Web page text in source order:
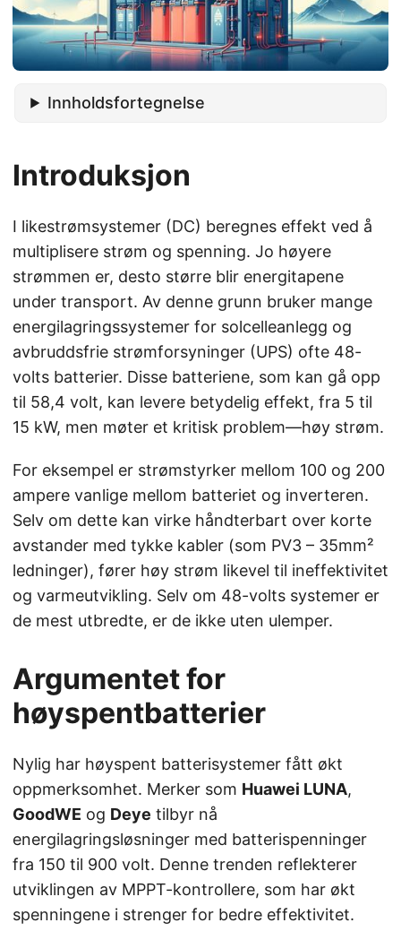
Innholdsfortegnelse
Introduksjon
I likestrømsystemer (DC) beregnes effekt ved å
multiplisere strøm og spenning. Jo høyere
strømmen er, desto større blir energitapene
under transport. Av denne grunn bruker mange
energilagringssystemer for solcelleanlegg og
avbruddsfrie strømforsyninger (UPS) ofte 48-
volts batterier. Disse batteriene, som kan gå opp
til 58,4 volt, kan levere betydelig effekt, fra 5 til
15 kW, men møter et kritisk problem—høy strøm.
For eksempel er strømstyrker mellom 100 og 200
ampere vanlige mellom batteriet og inverteren.
Selv om dette kan virke håndterbart over korte
avstander med tykke kabler (som PV3 – 35mm²
ledninger), fører høy strøm likevel til ineffektivitet
og varmeutvikling. Selv om 48-volts systemer er
de mest utbredte, er de ikke uten ulemper.
Argumentet for
høyspentbatterier
Nylig har høyspent batterisystemer fått økt
oppmerksomhet. Merker som Huawei LUNA,
GoodWE og Deye tilbyr nå
energilagringsløsninger med batterispenninger
fra 150 til 900 volt. Denne trenden reflekterer
utviklingen av MPPT-kontrollere, som har økt
spenningene i strenger for bedre effektivitet.